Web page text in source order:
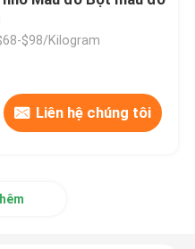
$98/Kilogram
Liên hệ chúng tôi